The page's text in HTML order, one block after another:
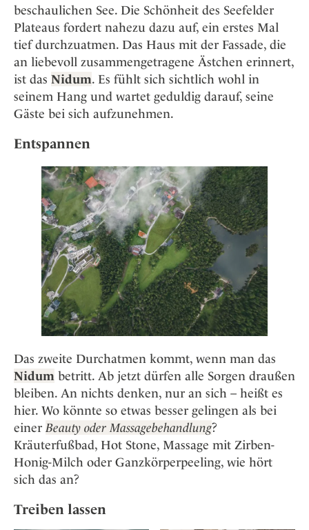
beschaulichen See. Die Schönheit des Seefelder
Plateaus fordert nahezu dazu auf, ein erstes Mal
tief durchzuatmen. Das Haus mit der Fassade, die
an liebevoll zusammengetragene Ästchen erinnert,
ist das Nidum. Es fühlt sich sichtlich wohl in
seinem Hang und wartet geduldig darauf, seine
Gäste bei sich aufzunehmen.
Entspannen
Das zweite Durchatmen kommt, wenn man das
Nidum betritt. Ab jetzt dürfen alle Sorgen draußen
bleiben. An nichts denken, nur an sich – heißt es
hier. Wo könnte so etwas besser gelingen als bei
einer Beauty oder Massagebehandlung?
Kräuterfußbad, Hot Stone, Massage mit Zirben-
Honig-Milch oder Ganzkörperpeeling, wie hört
sich das an?
Treiben lassen